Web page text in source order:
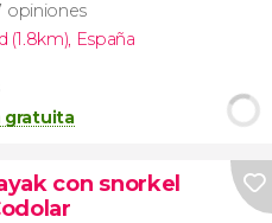
opiniones
(1.8km), España
gratuita
con snorkel